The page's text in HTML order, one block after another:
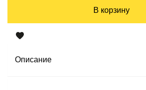
В корзину
Описание